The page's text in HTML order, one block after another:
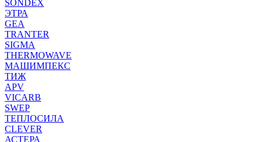
SONDEX
ЭТРА
GEA
TRANTER
SIGMA
THERMOWAVE
МАШИМПЕКС
ТИЖ
APV
VICARB
SWEP
ТЕПЛОСИЛА
CLEVER
АСТЕРА